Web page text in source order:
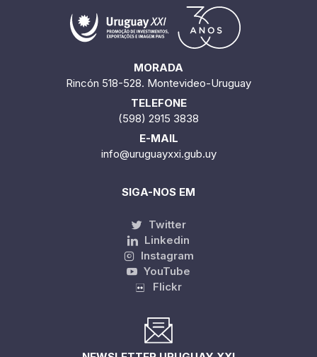
MORADA
Rincón 518-528. Montevideo-Uruguay
TELEFONE
(598) 2915 3838
E-MAIL
info@uruguayxxi.gub.uy
SIGA-NOS EM
Twitter
Linkedin
Instagram
YouTube
Flickr